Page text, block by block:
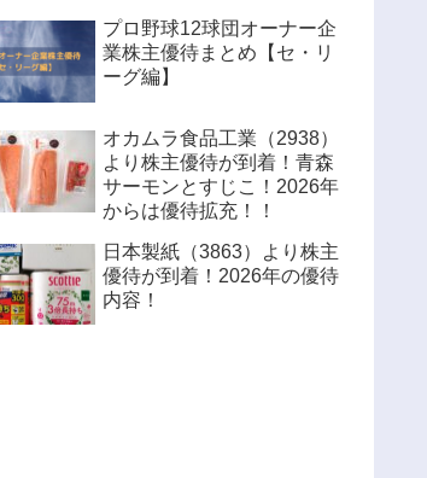
プロ野球12球団オーナー企
業株主優待まとめ【セ・リ
ーグ編】
オカムラ食品工業（2938）
より株主優待が到着！青森
サーモンとすじこ！2026年
からは優待拡充！！
日本製紙（3863）より株主
優待が到着！2026年の優待
内容！